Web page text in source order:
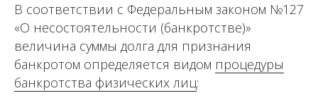
В соответствии с Федеральным законом №127
«О несостоятельности (банкротстве)»
величина суммы долга для признания
банкротом определяется видом процедуры
банкротства физических лиц: